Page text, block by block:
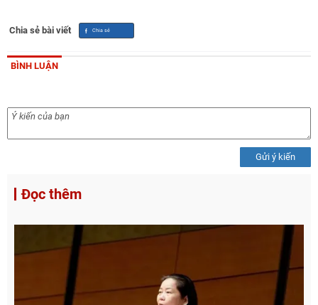
Chia sẻ bài viết
BÌNH LUẬN
Gửi ý kiến
Đọc thêm